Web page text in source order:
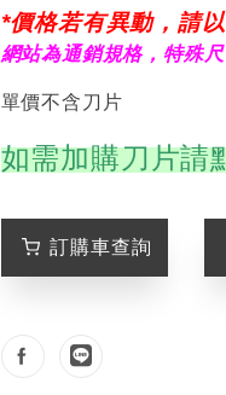
*價格若有異動，請
網站為通銷規格，特殊
單價不含刀片
如需加購刀片請
訂購車查詢